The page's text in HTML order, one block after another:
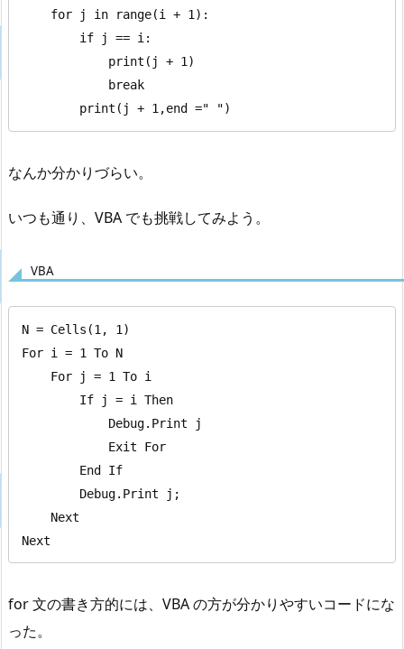
        print(j + 1,end =" ")
なんか分かりづらい。
いつも通り、VBA でも挑戦してみよう。
VBA
N = Cells(1, 1)
For i = 1 To N
Next
for 文の書き方的には、VBA の方が分かりやすいコードにな
った。